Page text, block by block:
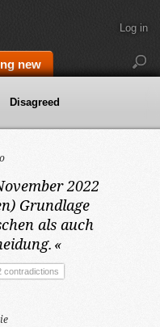
new
Log in
Disagreed
2022
Grundlage
als auch
«
contradictions